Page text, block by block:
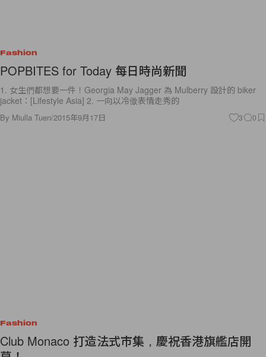
Fashion
POPBITES for Today 每日時尚新聞
1. 女生們都想要一件！Georgia May Jagger 為 Mulberry 設計的 biker
jacket：[Lifestyle Asia] 2. 一向以冷傲表情走秀的
By Miulla Tuen/2015年9月17日 3 0
Fashion
Club Monaco 打造法式市集，慶祝香港旗艦店開